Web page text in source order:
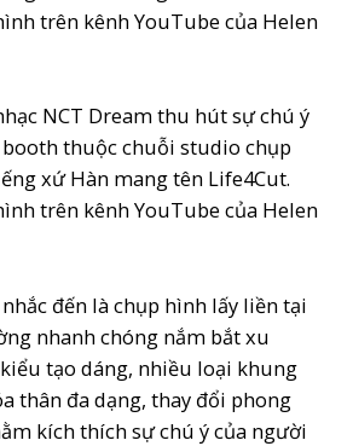
NCT Dream thu hút sự chú ý
thuộc chuỗi studio chụp
xứ Hàn mang tên Life4Cut.
trên kênh YouTube của Helen
đến là chụp hình lấy liền tại
nhanh chóng nắm bắt xu
tạo dáng, nhiều loại khung
thân đa dạng, thay đổi phong
kích thích sự chú ý của người